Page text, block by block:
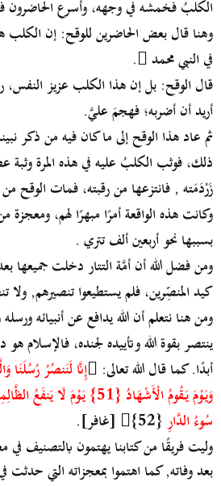
الكلبُ فخمشه في وجهه، وأسرع الحاضرون
وهنا قال بعض الحاضرين للوقح: إن
في النبي محمد .
قال الوقح: بل إن هذا الكلب عزيز النفس،
أريد أن أضربه؛ فهجمَ عليَّ.
ذلك، فوثب الكلبُ عليه في هذه المرة وثبة
زَرْدَمَته , فانتزعها من رقبته، فمات الوقح
وكانت هذه الواقعة أمرًا مبهرًا لهم، ومعجزة
بسببها نحو أربعين ألف تتري .
ومن فضل الله أن أمَّة التتار دخلت جميعها
كيد المنصِّرين، فلم يستطيعوا تنصيرهم, ولا
ومن هنا نتعلم أن الله يدافع عن أنبيائه
ينتصر بقوة الله وتأييده لجنده، فالإسلام هو
أبدًا. كما قال الله تعالى:  إِِنَّا لَنَنصُرُ رُسُلَنَا
وَيَوْمَ يَقُومُ الْأَشْهَادُ {51} يَوْمَ
سُوءُ الدَّارِ{52} [غافر].
وليت
بعد وفاته, كما اهتموا بمعجزاته التي حدثت